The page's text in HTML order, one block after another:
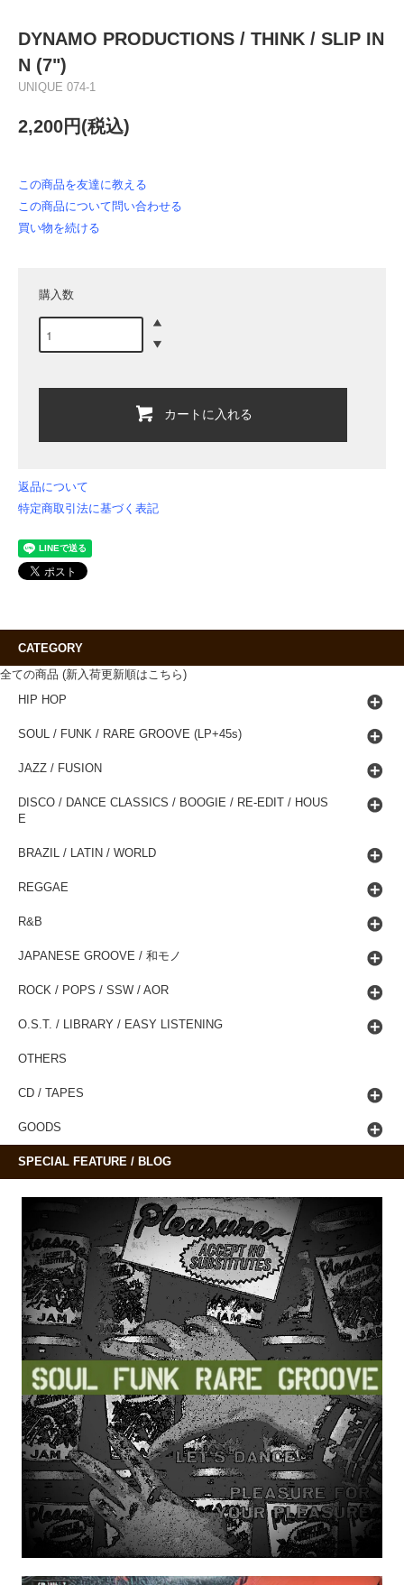
DYNAMO PRODUCTIONS / THINK / SLIP IN
N (7")
UNIQUE 074-1
2,200円(税込)
この商品を友達に教える
この商品について問い合わせる
買い物を続ける
購入数
カートに入れる
返品について
特定商取引法に基づく表記
CATEGORY
全ての商品 (新入荷更新順はこちら)
HIP HOP
SOUL / FUNK / RARE GROOVE (LP+45s)
JAZZ / FUSION
DISCO / DANCE CLASSICS / BOOGIE / RE-EDIT / HOUS
E
BRAZIL / LATIN / WORLD
REGGAE
R&B
JAPANESE GROOVE / 和モノ
ROCK / POPS / SSW / AOR
O.S.T. / LIBRARY / EASY LISTENING
OTHERS
CD / TAPES
GOODS
SPECIAL FEATURE / BLOG